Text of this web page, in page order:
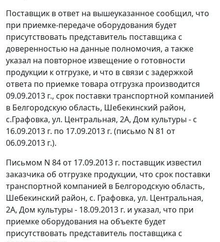
Поставщик в ответ на вышеуказанное сообщил, что
при приемке-передаче оборудования будет
присутствовать представитель поставщика с
доверенностью на данные полномочия, а также
указал на повторное извещение о готовности
продукции к отгрузке, и что в связи с задержкой
ответа по приемке товара отгрузка производится
09.09.2013 г., срок поставки транспортной компанией
в Белгородскую область, Шебекинский район,
с.Графовка, ул. Центральная, 2А, Дом культуры - с
16.09.2013 г. по 17.09.2013 г. (письмо N 81 от
06.09.2013 г.).
Письмом N 84 от 17.09.2013 г. поставщик известил
заказчика об отгрузке продукции, что срок поставки
транспортной компанией в Белгородскую область,
Шебекинский район, с. Графовка, ул. Центральная,
2А, Дом культуры - 18.09.2013 г. и указал, что при
приемке оборудования на объекте будет
присутствовать представитель поставщика с